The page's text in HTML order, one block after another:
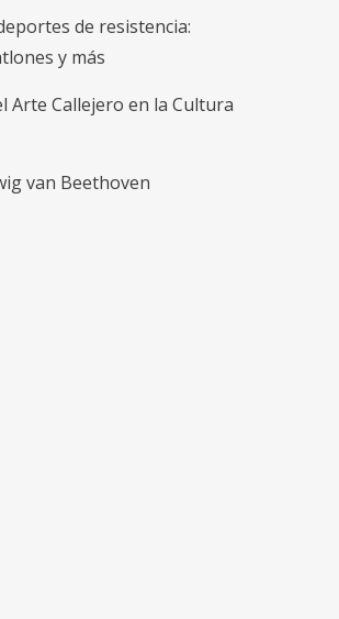
de resistencia:
y más
Arte Callejero en la Cultura
van Beethoven